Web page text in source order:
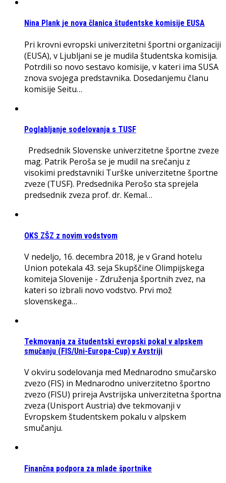
Nina Plank je nova članica študentske komisije EUSA
Pri krovni evropski univerzitetni športni organizaciji
(EUSA), v Ljubljani se je mudila študentska komisija.
Potrdili so novo sestavo komisije, v kateri ima SUSA
znova svojega predstavnika. Dosedanjemu članu
komisije Seitu…
Poglabljanje sodelovanja s TUSF
Predsednik Slovenske univerzitetne športne zveze
mag. Patrik Peroša se je mudil na srečanju z
visokimi predstavniki Turške univerzitetne športne
zveze (TUSF). Predsednika Perošo sta sprejela
predsednik zveza prof. dr. Kemal…
OKS ZŠZ z novim vodstvom
V nedeljo, 16. decembra 2018, je v Grand hotelu
Union potekala 43. seja Skupščine Olimpijskega
komiteja Slovenije - Združenja športnih zvez, na
kateri so izbrali novo vodstvo. Prvi mož
slovenskega…
Tekmovanja za študentski evropski pokal v alpskem
smučanju (FIS/Uni-Europa-Cup) v Avstriji
V okviru sodelovanja med Mednarodno smučarsko
zvezo (FIS) in Mednarodno univerzitetno športno
zvezo (FISU) prireja Avstrijska univerzitetna športna
zveza (Unisport Austria) dve tekmovanji v
Evropskem študentskem pokalu v alpskem
smučanju.
Finančna podpora za mlade športnike